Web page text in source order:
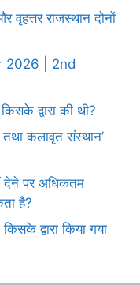
वृहत्तर राजस्थान दोनों
2026 | 2nd
द्वारा की थी?
कलावृत संस्थान’
देने पर अधिकतम
है?
द्वारा किया गया